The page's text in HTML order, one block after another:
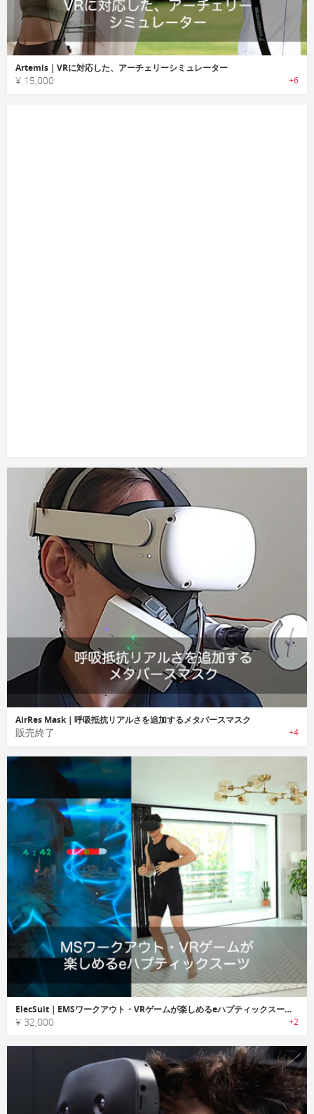
Artemis｜VRに対応した、アーチェリーシミュレーター
¥ 15,000 +6
AirRes Mask｜呼吸抵抗リアルさを追加するメタバースマスク
販売終了 +4
ElecSuit｜EMSワークアウト・VRゲームが楽しめるeハプティックスーツ「エレックスーツ」
¥ 32,000 +2